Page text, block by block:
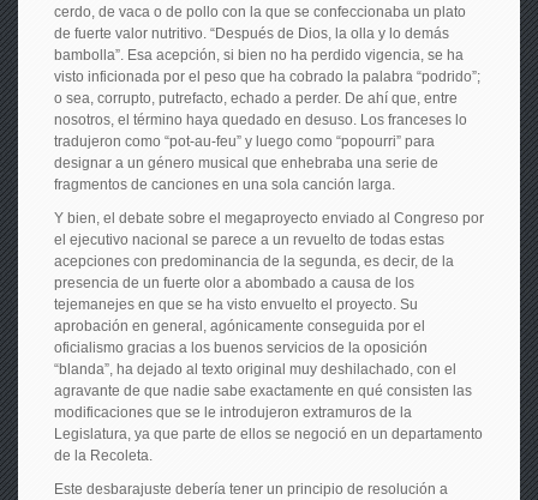
cerdo, de vaca o de pollo con la que se confeccionaba un plato
de fuerte valor nutritivo. “Después de Dios, la olla y lo demás
bambolla”. Esa acepción, si bien no ha perdido vigencia, se ha
visto inficionada por el peso que ha cobrado la palabra “podrido”;
o sea, corrupto, putrefacto, echado a perder. De ahí que, entre
nosotros, el término haya quedado en desuso. Los franceses lo
tradujeron como “pot-au-feu” y luego como “popourri” para
designar a un género musical que enhebraba una serie de
fragmentos de canciones en una sola canción larga.
Y bien, el debate sobre el megaproyecto enviado al Congreso por
el ejecutivo nacional se parece a un revuelto de todas estas
acepciones con predominancia de la segunda, es decir, de la
presencia de un fuerte olor a abombado a causa de los
tejemanejes en que se ha visto envuelto el proyecto. Su
aprobación en general, agónicamente conseguida por el
oficialismo gracias a los buenos servicios de la oposición
“blanda”, ha dejado al texto original muy deshilachado, con el
agravante de que nadie sabe exactamente en qué consisten las
modificaciones que se le introdujeron extramuros de la
Legislatura, ya que parte de ellos se negoció en un departamento
de la Recoleta.
Este desbarajuste debería tener un principio de resolución a